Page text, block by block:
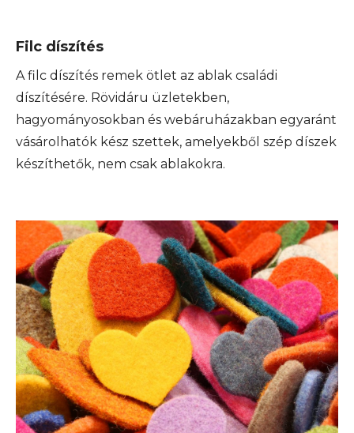
Filc díszítés
A filc díszítés remek ötlet az ablak családi
díszítésére. Rövidáru üzletekben,
hagyományosokban és webáruházakban egyaránt
vásárolhatók kész szettek, amelyekből szép díszek
készíthetők, nem csak ablakokra.